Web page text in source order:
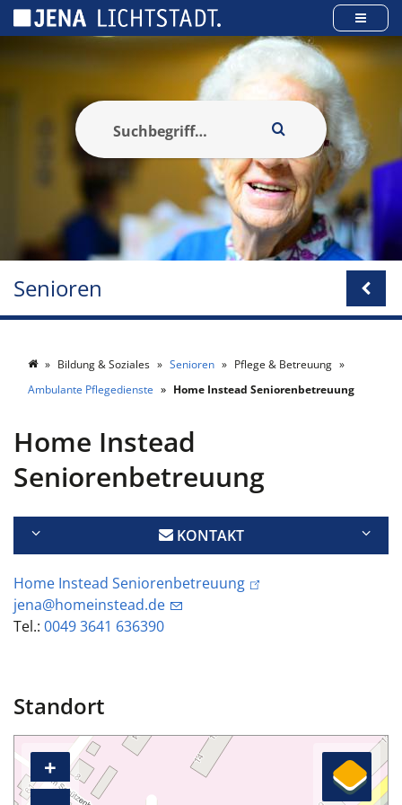
Senioren
Bildung & Soziales Senioren
Pflege & Betreuung
Ambulante Pflegedienste
Home Instead Seniorenbetreuung
Home Instead
Seniorenbetreuung
KONTAKT
Home Instead Seniorenbetreuung
jena@homeinstead.de
Tel.: 0049 3641 636390
Standort
+
Cookie-Einstellungen